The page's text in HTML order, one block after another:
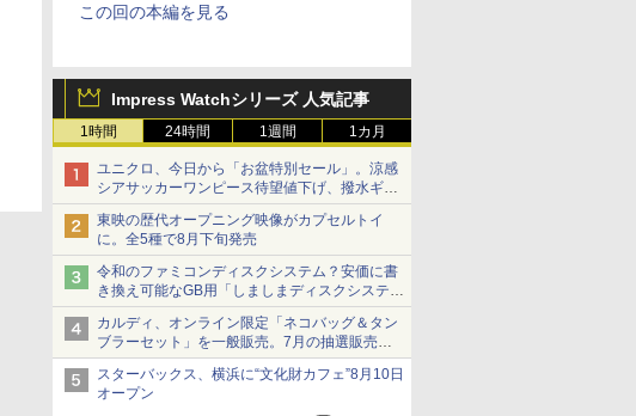
この回の本編を見る
Impress Watchシリーズ 人気記事
1時間 24時間 1週間 1カ月
ユニクロ、今日から「お盆特別セール」。涼感
シアサッカーワンピース待望値下げ、撥水ギア
ショーツは1990円に
東映の歴代オープニング映像がカプセルトイ
に。全5種で8月下旬発売
令和のファミコンディスクシステム？安価に書
き換え可能なGB用「しましまディスクシステ
ム」
カルディ、オンライン限定「ネコバッグ＆タン
ブラーセット」を一般販売。7月の抽選販売の
当選無効分
スターバックス、横浜に“文化財カフェ”8月10日
オープン